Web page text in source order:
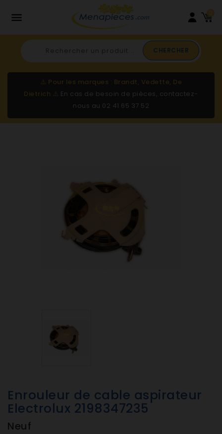
 0
CHERCHER
⚠️ Pour les marques : Brandt, Vedette, De
Dietrich ⚠️ En cas de besoin de pièces, contactez-
nous au 02 41 65 37 52
Enrouleur de cable aspirateur
Electrolux 2198347235
Neuf